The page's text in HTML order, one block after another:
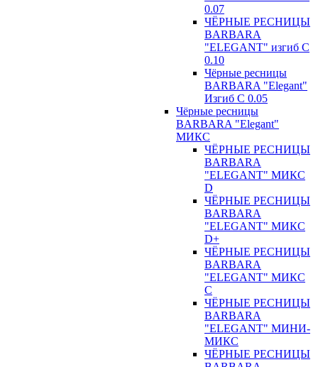
0.07
ЧЁРНЫЕ РЕСНИЦЫ
BARBARA
"ELEGANT" изгиб С
0.10
Чёрные ресницы
BARBARA "Elegant"
Изгиб С 0.05
Чёрные ресницы
BARBARA "Elegant"
МИКС
ЧЁРНЫЕ РЕСНИЦЫ
BARBARA
"ELEGANT" МИКС
D
ЧЁРНЫЕ РЕСНИЦЫ
BARBARA
"ELEGANT" МИКС
D+
ЧЁРНЫЕ РЕСНИЦЫ
BARBARA
"ELEGANT" МИКС
С
ЧЁРНЫЕ РЕСНИЦЫ
BARBARA
"ELEGANT" МИНИ-
МИКС
ЧЁРНЫЕ РЕСНИЦЫ